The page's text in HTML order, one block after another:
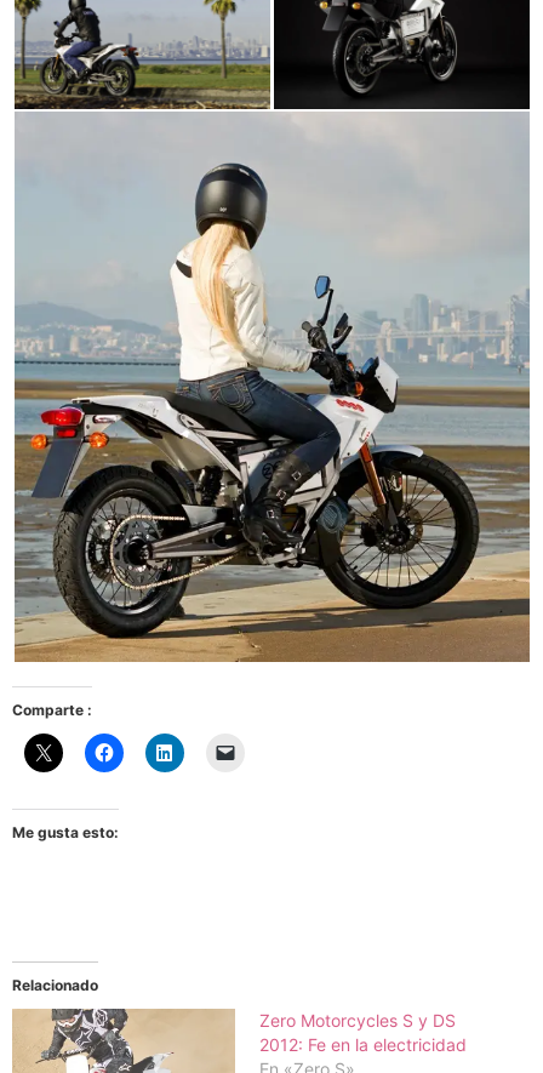
Comparte :
Me gusta esto:
Relacionado
Zero Motorcycles S y DS
2012: Fe en la electricidad